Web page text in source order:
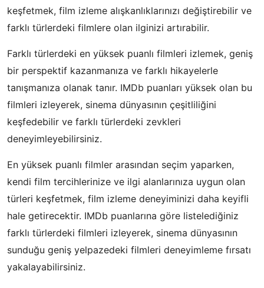
keşfetmek, film izleme alışkanlıklarınızı değiştirebilir ve
farklı türlerdeki filmlere olan ilginizi artırabilir.
Farklı türlerdeki en yüksek puanlı filmleri izlemek, geniş
bir perspektif kazanmanıza ve farklı hikayelerle
tanışmanıza olanak tanır. IMDb puanları yüksek olan bu
filmleri izleyerek, sinema dünyasının çeşitliliğini
keşfedebilir ve farklı türlerdeki zevkleri
deneyimleyebilirsiniz.
En yüksek puanlı filmler arasından seçim yaparken,
kendi film tercihlerinize ve ilgi alanlarınıza uygun olan
türleri keşfetmek, film izleme deneyiminizi daha keyifli
hale getirecektir. IMDb puanlarına göre listelediğiniz
farklı türlerdeki filmleri izleyerek, sinema dünyasının
sunduğu geniş yelpazedeki filmleri deneyimleme fırsatı
yakalayabilirsiniz.